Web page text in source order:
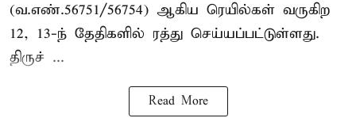
(வ.எண்.56751/56754) ஆகிய ரெயில்கள் வருகிற
12, 13-ந் தேதிகளில் ரத்து செய்யப்பட்டுள்ளது.
திருச் ...
Read More